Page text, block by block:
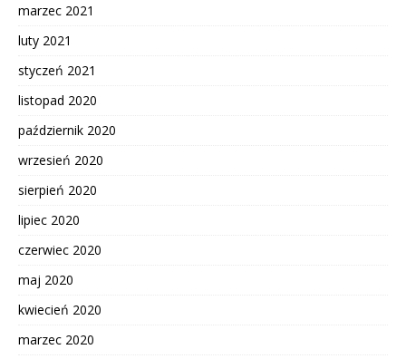
marzec 2021
luty 2021
styczeń 2021
listopad 2020
październik 2020
wrzesień 2020
sierpień 2020
lipiec 2020
czerwiec 2020
maj 2020
kwiecień 2020
marzec 2020